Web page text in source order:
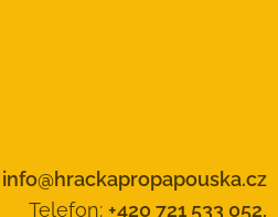
info@hrackapropapouska.cz
Telefon: +420 721 533 052,